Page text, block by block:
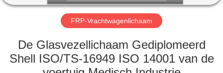
FABRIEKSREIS
KWALITEITSCONTROLE
FRP-Vrachtwagenlichaam
De Glasvezellichaam Gediplomeerd
Shell ISO/TS-16949 ISO 14001 van de